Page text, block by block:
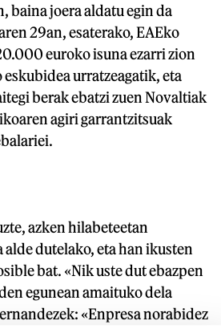
baina joera aldatu egin da
29an, esaterako, EAEko
euroko isuna ezarri zion
urratzeagatik, eta
berak ebatzi zuen Novaltiak
agiri garrantzitsuak
azken hilabeteetan
alde dutelako, eta han ikusten
bat. «Nik uste dut ebazpen
egunean amaituko dela
«Enpresa norabidez